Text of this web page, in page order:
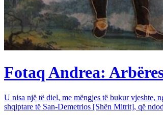
Fotaq Andrea:
U nisa një të diel, me mëngjes të bukur vjeshte,
shqiptare të San-Demetrios [Shën Mitrit], që